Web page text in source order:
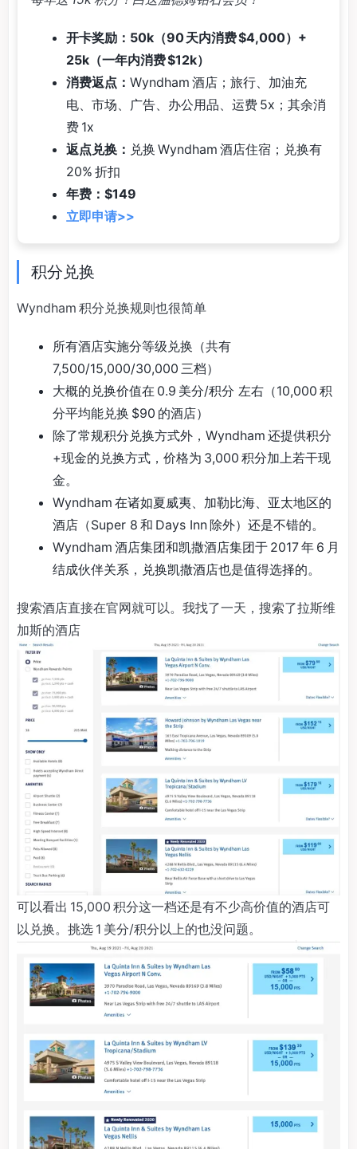
开卡奖励：50k（90 天内消费 $4,000）+
25k（一年内消费 $12k）
消费返点： Wyndham 酒店；旅行、加油充
电、市场、广告、办公用品、运费 5x；其余消
费 1x
返点兑换： 兑换 Wyndham 酒店住宿；兑换有
20% 折扣
年费：$149
立即申请>>
积分兑换
Wyndham 积分兑换规则也很简单
所有酒店实施分等级兑换（共有
7,500/15,000/30,000 三档）
大概的兑换价值在 0.9 美分/积分 左右（10,000 积
分平均能兑换 $90 的酒店）
除了常规积分兑换方式外，Wyndham 还提供积分
+现金的兑换方式，价格为 3,000 积分加上若干现
金。
Wyndham 在诸如夏威夷、加勒比海、亚太地区的
酒店（Super 8 和 Days Inn 除外）还是不错的。
Wyndham 酒店集团和凯撒酒店集团于 2017 年 6 月
结成伙伴关系，兑换凯撒酒店也是值得选择的。
搜索酒店直接在官网就可以。我找了一天，搜索了拉斯维
加斯的酒店
可以看出 15,000 积分这一档还是有不少高价值的酒店可
以兑换。挑选 1 美分/积分以上的也没问题。